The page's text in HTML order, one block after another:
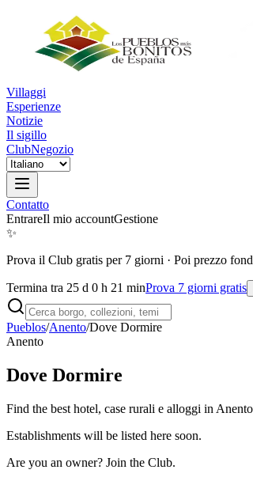
Villaggi
Esperienze
Notizie
Il sigillo
ClubNegozio
Contatto
EntrareIl mio accountGestione
✨
Prova il Club gratis per 7 giorni · Poi prezzo
Termina tra 25 d 0 h 21 minProva 7 giorni gratis
Pueblos/Anento/Dove Dormire
Anento
Dove Dormire
Find the best hotel, case rurali e alloggi in
Establishments will be listed here soon.
Are you an owner? Join the Club.